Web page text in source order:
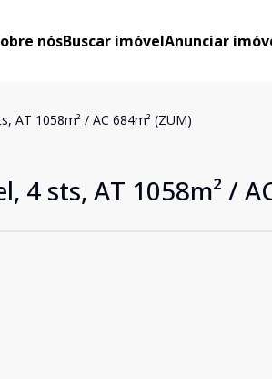
nósBuscar imóvelAnunciar
AT 1058m² / AC 684m² (ZUM)
4 sts, AT 1058m² /